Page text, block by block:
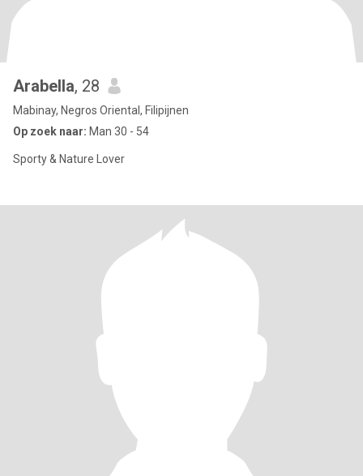
Arabella, 28
Mabinay, Negros Oriental, Filipijnen
Op zoek naar: Man 30 - 54
Sporty & Nature Lover